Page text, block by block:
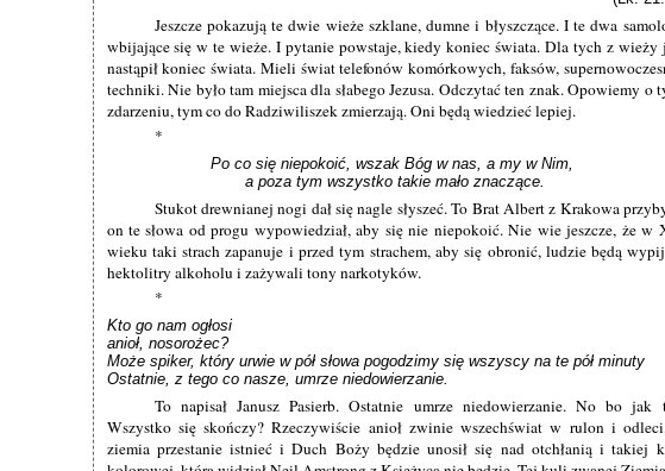
Jeszcze pokazują te dwie wieże szklane, dumne i błyszczące. I te dwa
wbijające się w te wieże. I pytanie powstaje, kiedy koniec świata. Dla tych z wieży
nastąpił koniec świata. Mieli świat telefonów komórkowych, faksów,
techniki. Nie było tam miejsca dla słabego Jezusa. Odczytać ten znak. Opowiemy o
zdarzeniu, tym co do Radziwiliszek zmierzają. Oni będą wiedzieć lepiej.
*
Po co się niepokoić, wszak Bóg w nas, a my w Nim,
a poza tym wszystko takie mało znaczące.
Stukot drewnianej nogi dał się nagle słyszeć. To Brat Albert z Krakowa
on te słowa od progu wypowiedział, aby się nie niepokoić. Nie wie jeszcze, że w
wieku taki strach zapanuje i przed tym strachem, aby się obronić, ludzie będą
hektolitry alkoholu i zażywali tony narkotyków.
*
Kto go nam ogłosi
anioł, nosorożec?
Może spiker, który urwie w pół słowa pogodzimy się wszyscy na te pół minuty
Ostatnie, z tego co nasze, umrze niedowierzanie.
To napisał Janusz Pasierb. Ostatnie umrze niedowierzanie. No bo jak
Wszystko się skończy? Rzeczywiście anioł zwinie wszechświat w rulon i
ziemia przestanie istnieć i Duch Boży będzie unosił się nad otchłanią i takiej